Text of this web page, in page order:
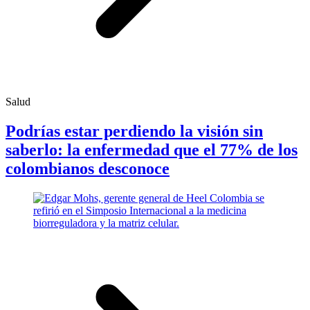
Salud
Podrías estar perdiendo la visión sin
saberlo: la enfermedad que el 77% de los
colombianos desconoce